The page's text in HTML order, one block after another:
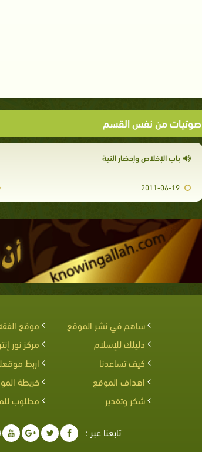
صوتيات من نفس القسم
باب الإخلاص وإحضار النية
2011-06-19
ساهم في نشر الموقع
موقع
دليلك للإسلام
مركز نور
كيف تساعدنا
اربط
اهداف الموقع
خريطة
شكر وتقدير
مطلوب
تابعنا عبر :